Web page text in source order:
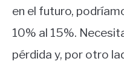
en el futuro,
10% al 15%.
pérdida y, por otro